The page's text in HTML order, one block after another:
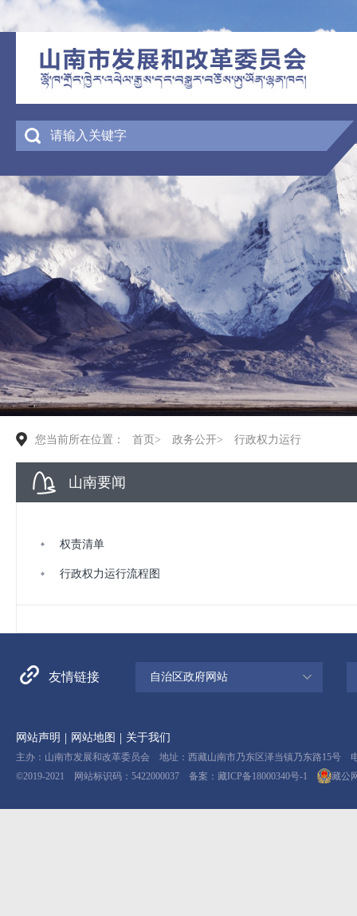
您当前所在位置： 首页 > 政务公开> 行政权力运行
山南要闻
权责清单
行政权力运行流程图
友情链接 自治区政府网站
网站声明 | 网站地图 | 关于我们
主办：山南市发展和改革委员会 地址：西藏山南市乃东区泽当镇乃东路15号 电
©2019-2021 网站标识码：5422000037 备案： 藏ICP备18000340号-1 藏公